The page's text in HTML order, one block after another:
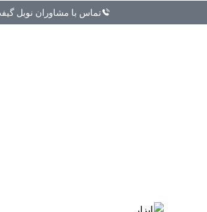
تماس با مشاوران نوبل